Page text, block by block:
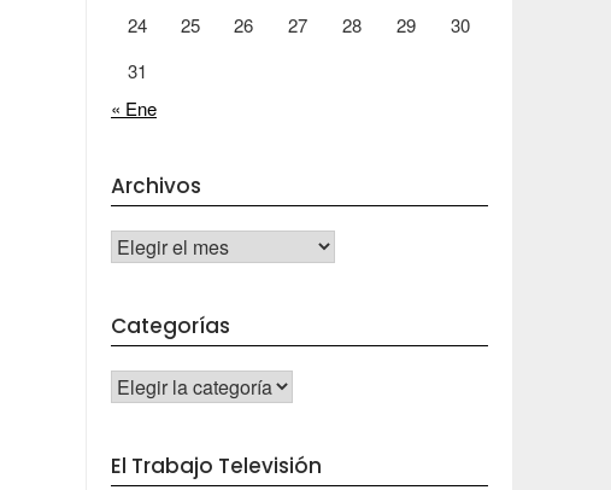
24
25 26 27 28 29
30
31
« Ene
Archivos
Archivos
Categorías
CATEGORÍAS
El Trabajo Televisión